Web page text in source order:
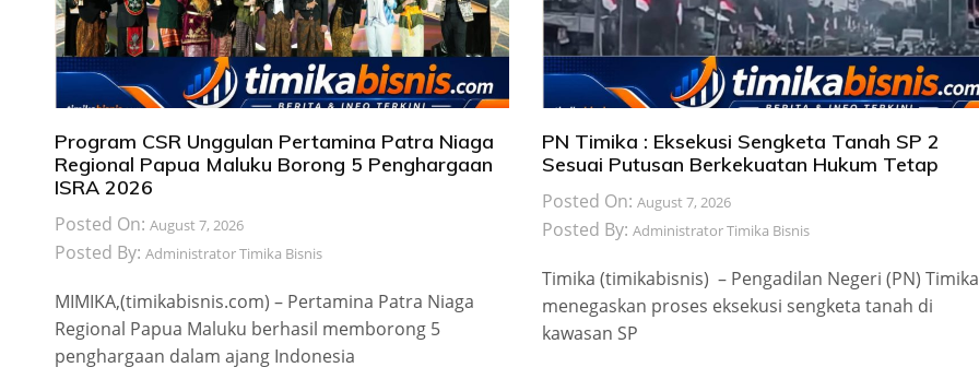
Program CSR Unggulan Pertamina Patra Niaga
Regional Papua Maluku Borong 5 Penghargaan
ISRA 2026
Posted On: August 7, 2026
Posted By: Administrator Timika Bisnis
MIMIKA,(timikabisnis.com) – Pertamina Patra Niaga
Regional Papua Maluku berhasil memborong 5
penghargaan dalam ajang Indonesia
PN Timika : Eksekusi Sengketa Tanah SP 2
Sesuai Putusan Berkekuatan Hukum Tetap
Posted On: August 7, 2026
Posted By: Administrator Timika Bisnis
Timika (timikabisnis) – Pengadilan Negeri (PN) Timika
menegaskan proses eksekusi sengketa tanah di
kawasan SP